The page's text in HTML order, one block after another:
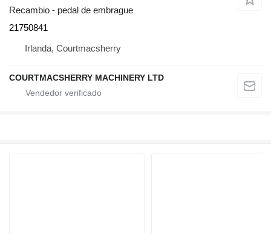
Recambio - pedal de embrague
21750841
Irlanda, Courtmacsherry
COURTMACSHERRY MACHINERY LTD